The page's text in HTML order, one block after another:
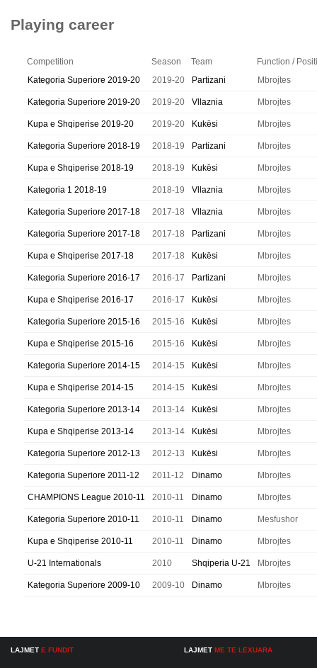
Playing career
Competition Season Team
Function /
Kategoria Superiore 2019-20
2019-20 Partizani Mbrojtes
Kategoria Superiore 2019-20 2019-20 Vllaznia Mbrojtes
Kupa e Shqiperise 2019-20 2019-20 Kukësi Mbrojtes
Kategoria Superiore 2018-19 2018-19 Partizani Mbrojtes
Kupa e Shqiperise 2018-19 2018-19 Kukësi Mbrojtes
Kategoria 1 2018-19 2018-19 Vllaznia Mbrojtes
Kategoria Superiore 2017-18 2017-18 Vllaznia Mbrojtes
Kategoria Superiore 2017-18 2017-18 Partizani Mbrojtes
Kupa e Shqiperise 2017-18 2017-18 Kukësi Mbrojtes
Kategoria Superiore 2016-17 2016-17 Partizani Mbrojtes
Kupa e Shqiperise 2016-17 2016-17 Kukësi Mbrojtes
Kategoria Superiore 2015-16 2015-16 Kukësi Mbrojtes
Kupa e Shqiperise 2015-16 2015-16 Kukësi Mbrojtes
Kategoria Superiore 2014-15 2014-15 Kukësi Mbrojtes
Kupa e Shqiperise 2014-15 2014-15 Kukësi Mbrojtes
Kategoria Superiore 2013-14 2013-14 Kukësi Mbrojtes
Kupa e Shqiperise 2013-14 2013-14 Kukësi Mbrojtes
Kategoria Superiore 2012-13 2012-13 Kukësi Mbrojtes
Kategoria Superiore 2011-12 2011-12 Dinamo Mbrojtes
CHAMPIONS League 2010-11 2010-11 Dinamo Mbrojtes
Kategoria Superiore 2010-11 2010-11 Dinamo Mesfushor
Kupa e Shqiperise 2010-11 2010-11 Dinamo Mbrojtes
U-21 Internationals 2010 Shqiperia U-21 Mbrojtes
Kategoria Superiore 2009-10 2009-10 Dinamo Mbrojtes
LAJMET E FUNDIT LAJMET ME TE LEXUARA